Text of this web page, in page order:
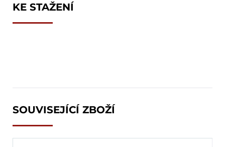
KE STAŽENÍ
SOUVISEJÍCÍ ZBOŽÍ